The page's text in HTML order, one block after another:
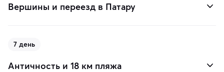
Вершины и переезд в Патару
7 день
Античность и 18 км пляжа